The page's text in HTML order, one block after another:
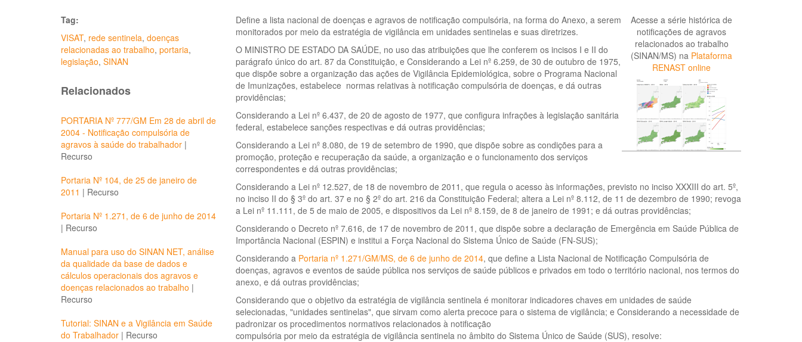
Tag:
VISAT, rede sentinela, doenças
relacionadas ao trabalho, portaria,
legislação, SINAN
Relacionados
PORTARIA Nº 777/GM Em 28 de abril de
2004 - Notificação compulsória de
agravos à saúde do trabalhador |
Recurso
Portaria Nº 104, de 25 de janeiro de
2011 | Recurso
Portaria Nº 1.271, de 6 de junho de 2014
| Recurso
Manual para uso do SINAN NET, análise
da qualidade da base de dados e
cálculos operacionais dos agravos e
doenças relacionados ao trabalho |
Recurso
Tutorial: SINAN e a Vigilância em Saúde
do Trabalhador | Recurso
Acesse a série histórica de
notificações de agravos
relacionados ao trabalho
(SINAN/MS) na Plataforma
RENAST online
Define a lista nacional de doenças e agravos de notificação compulsória, na forma do Anexo, a serem
monitorados por meio da estratégia de vigilância em unidades sentinelas e suas diretrizes.
O MINISTRO DE ESTADO DA SAÚDE, no uso das atribuições que lhe conferem os incisos I e II do
parágrafo único do art. 87 da Constituição, e Considerando a Lei nº 6.259, de 30 de outubro de 1975,
que dispõe sobre a organização das ações de Vigilância Epidemiológica, sobre o Programa Nacional
de Imunizações, estabelece normas relativas à notificação compulsória de doenças, e dá outras
providências;
Considerando a Lei nº 6.437, de 20 de agosto de 1977, que configura infrações à legislação sanitária
federal, estabelece sanções respectivas e dá outras providências;
Considerando a Lei nº 8.080, de 19 de setembro de 1990, que dispõe sobre as condições para a
promoção, proteção e recuperação da saúde, a organização e o funcionamento dos serviços
correspondentes e dá outras providências;
Considerando a Lei nº 12.527, de 18 de novembro de 2011, que regula o acesso às informações, previsto no inciso XXXIII do art. 5º,
no inciso II do § 3º do art. 37 e no § 2º do art. 216 da Constituição Federal; altera a Lei nº 8.112, de 11 de dezembro de 1990; revoga
a Lei nº 11.111, de 5 de maio de 2005, e dispositivos da Lei nº 8.159, de 8 de janeiro de 1991; e dá outras providências;
Considerando o Decreto nº 7.616, de 17 de novembro de 2011, que dispõe sobre a declaração de Emergência em Saúde Pública de
Importância Nacional (ESPIN) e institui a Força Nacional do Sistema Único de Saúde (FN-SUS);
Considerando a Portaria nº 1.271/GM/MS, de 6 de junho de 2014, que define a Lista Nacional de Notificação Compulsória de
doenças, agravos e eventos de saúde pública nos serviços de saúde públicos e privados em todo o território nacional, nos termos do
anexo, e dá outras providências;
Considerando que o objetivo da estratégia de vigilância sentinela é monitorar indicadores chaves em unidades de saúde
selecionadas, "unidades sentinelas", que sirvam como alerta precoce para o sistema de vigilância; e Considerando a necessidade de
padronizar os procedimentos normativos relacionados à notificação
compulsória por meio da estratégia de vigilância sentinela no âmbito do Sistema Único de Saúde (SUS), resolve: